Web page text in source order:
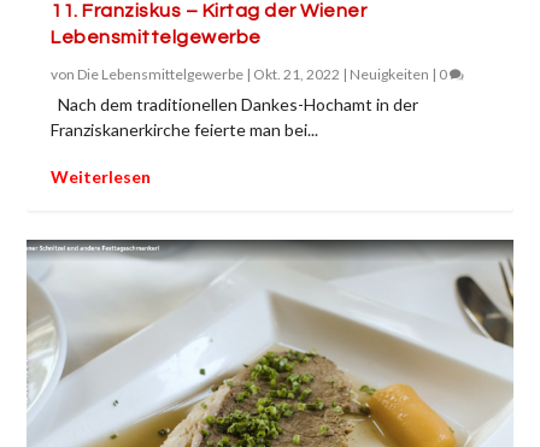
11. Franziskus – Kirtag der Wiener
Lebensmittelgewerbe
von Die Lebensmittelgewerbe | Okt. 21, 2022 | Neuigkeiten | 0
Nach dem traditionellen Dankes-Hochamt in der
Franziskanerkirche feierte man bei...
Weiterlesen